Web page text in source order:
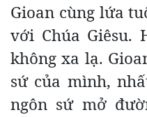
Gioan cùng lứa
với Chúa Giêsu.
không xa lạ.
sứ của mình,
ngôn sứ mở